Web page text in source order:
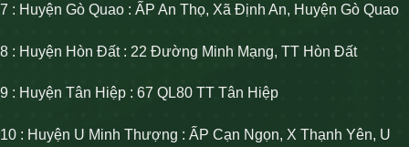
7 : Huyện Gò Quao : ẤP An Thọ, Xã Định An, Huyện Gò Quao
8 : Huyện Hòn Đất : 22 Đường Minh Mạng, TT Hòn Đất
9 : Huyện Tân Hiệp : 67 QL80 TT Tân Hiệp
10 : Huyện U Minh Thượng : ẤP Cạn Ngọn, X Thạnh Yên, U